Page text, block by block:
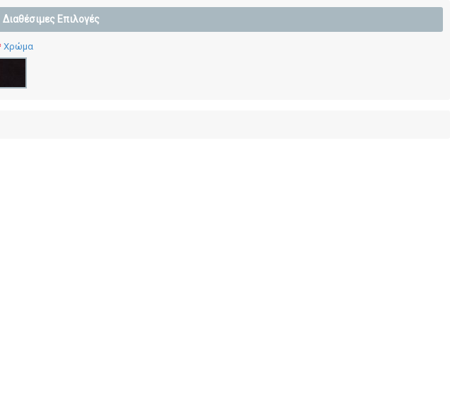
Διαθέσιμες Επιλογές
Χρώμα